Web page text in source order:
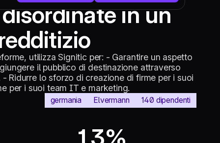
su Signitic
soluzione per la gestione delle firme
Firme e-mail: un nuovo canale
di comunicazione strategico
per Foncia
Estendi
Integrazioni
e campagne
Brand Assets
Chi siamo
Positive
sui
media
in un
utilizza Signitic per: - Garantire un aspetto
il pubblico di destinazione attraverso
Ridurre lo sforzo di creazione di firme per i suoi
per i suoi team IT e marketing.
germania Elvermann 140 dipendenti